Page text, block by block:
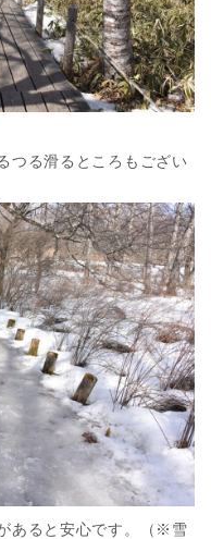
つる滑るところもござい
あると安心です。（※雪